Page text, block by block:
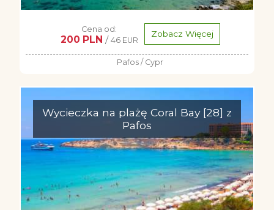
Cena od:
200 PLN / 46 EUR
Zobacz Więcej
Pafos / Cypr
Wycieczka na plażę Coral Bay [28] z
Pafos